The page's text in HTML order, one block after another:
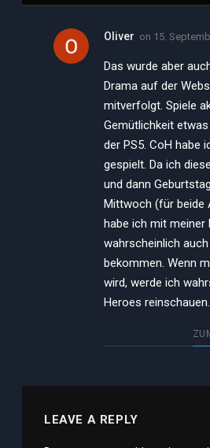
Oliver on 15.
Das wurde aber
Drama auf der
mitverfolgt. Spiele
Gemütlichkeit
der PS5. CoH habe
gespielt. Da ich
und dann
Mittwoch (für beide
habe ich mit meiner
wahrscheinlich
bekommen. Wenn
wird, werde ich
Heroes
LEAVE A REPLY